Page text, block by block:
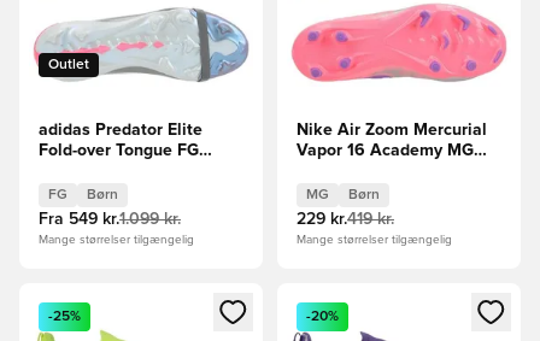
Outlet
adidas Predator Elite
Fold-over Tongue FG
Sølv/Hvid/Rød Børn
FG Børn
Fra 549 kr.1.099 kr.
Mange størrelser tilgængelig
Nike Air Zoom Mercurial
Vapor 16 Academy MG
Pink/Blå Børn
MG Børn
229 kr.419 kr.
Mange størrelser tilgængelig
Åbner en Modal til at logge ind eller tilmelde dig som
-25%
Åbner en Modal til at logge
-20%